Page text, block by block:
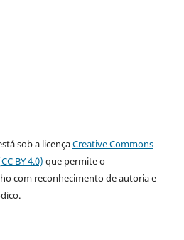
sob a licençaCreative Commons
BY 4.0) que permite o
com reconhecimento de autoria e